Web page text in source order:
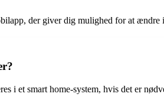
der giver dig mulighed for at
i et smart home-system, hvis det er